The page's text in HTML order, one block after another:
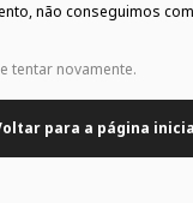
não conseguimos
tentar novamente.
para a página